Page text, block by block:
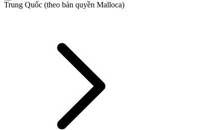
Trung Quốc (theo bản quyền Malloca)